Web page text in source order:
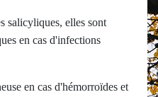
salicyliques, elles sont
en cas d'infections
en cas d'hémorroïdes et